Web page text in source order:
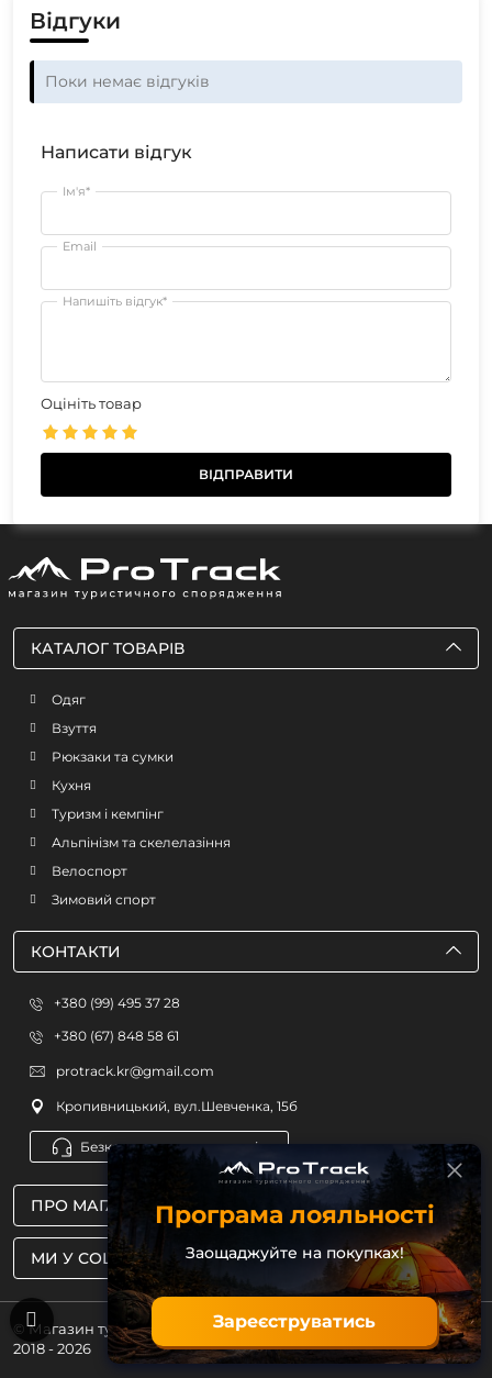
Відгуки
Поки немає відгуків
Написати відгук
Ім'я*
Email
Напишіть відгук*
Оцініть товар
МИ У СОЦМЕРЕЖАХ
ПРО МАГАЗИН
КАТАЛОГ ТОВАРІВ
Одяг
Взуття
Рюкзаки та сумки
Кухня
Туризм і кемпінг
Альпінізм та скелелазіння
Велоспорт
Зимовий спорт
КОНТАКТИ
+380 (99) 495 37 28
+380 (67) 848 58 61
protrack.kr@gmail.com
Кропивницький, вул.Шевченка, 15б
Безкоштовна консультація
© Магазин туристичного спорядження ProTrack
2018 - 2026
Програма лояльності
Заощаджуйте на покупках!
Зареєструватись